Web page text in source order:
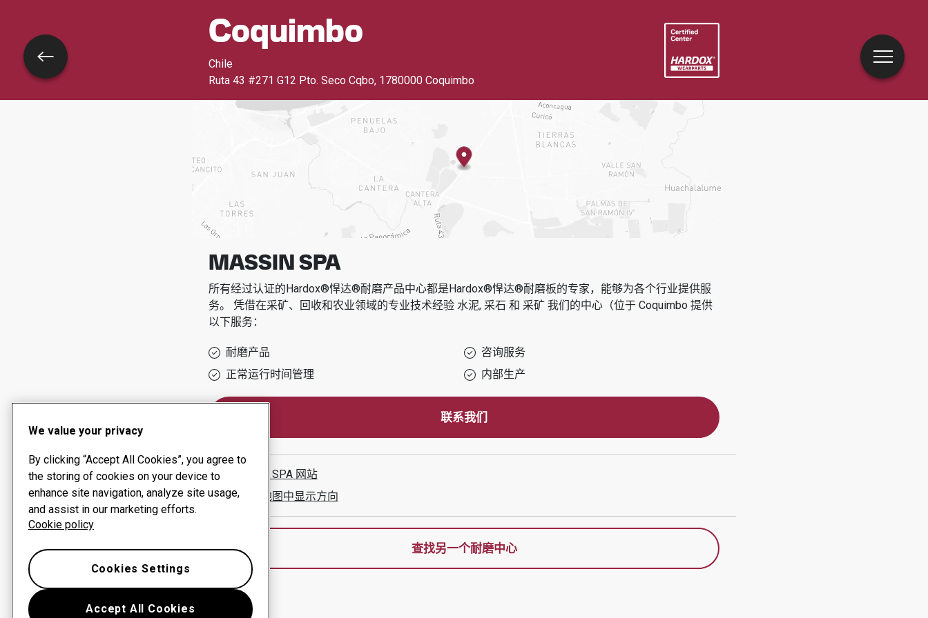
Coquimbo
Chile
Ruta 43 #271 G12 Pto. Seco Cqbo, 1780000 Coquimbo
MASSIN SPA
所有经过认证的Hardox®悍达®耐磨产品中心都是Hardox®悍达®耐磨板的专家，能够为各个行业提供服
务。 凭借在采矿、回收和农业领域的专业技术经验 水泥, 采石 和 采矿 我们的中心（位于 Coquimbo提供
以下服务：
耐磨产品
咨询服务
正常运行时间管理
内部生产
联系我们
MASSIN SPA 网站
在谷歌地图中显示方向
查找另一个耐磨中心
返回
We value your privacy
By clicking “Accept All Cookies”, you agree to
the storing of cookies on your device to
enhance site navigation, analyze site usage,
and assist in our marketing efforts.
Cookie policy
Accept All Cookies
Cookies Settings